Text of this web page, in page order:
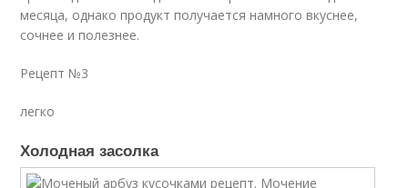
месяца, однако продукт получается намного вкуснее,
сочнее и полезнее.
Рецепт №3
легко
Холодная засолка